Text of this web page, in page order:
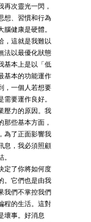
次靈光一閃，
想、習慣和行為
健康是硬體。
，這就是我難以
法以最優化狀態
基本上是以「低
基本的功能運作
，一個人若想要
要運作良好。
壓力的原因。我
些基本方面，
為了正面影響我
息，我必須照顧
了你將如何度
。它們也是由我
我們不掌控我們
程的生活。這對
壞事。好消息